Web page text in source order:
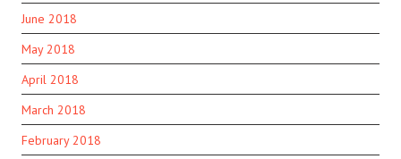
June 2018
May 2018
April 2018
March 2018
February 2018